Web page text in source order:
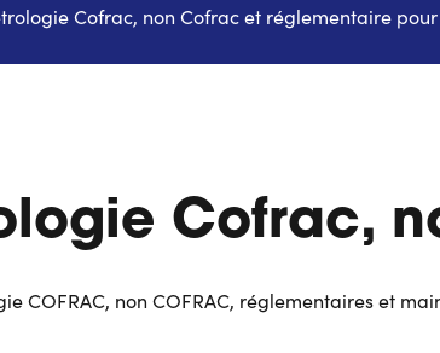
Cofrac, non Cofrac et réglementaire
Cofrac,
COFRAC, non COFRAC, réglementaires et